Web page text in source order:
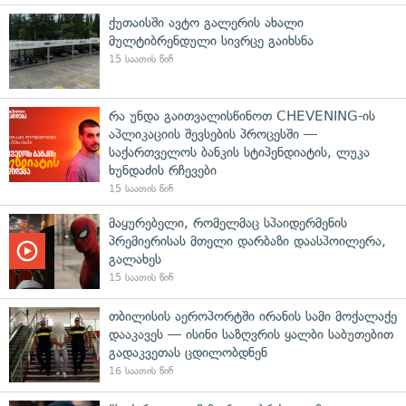
ქუთაისში ავტო გალერის ახალი
მულტიბრენდული სივრცე გაიხსნა
15 საათის წინ
რა უნდა გაითვალისწინოთ CHEVENING-ის
აპლიკაციის შევსების პროცესში —
საქართველოს ბანკის სტიპენდიატის, ლუკა
ხუნდაძის რჩევები
15 საათის წინ
მაყურებელი, რომელმაც სპაიდერმენის
პრემიერისას მთელი დარბაზი დაასპოილერა,
გალახეს
15 საათის წინ
თბილისის აეროპორტში ირანის სამი მოქალაქე
დააკავეს — ისინი საზღვრის ყალბი საბუთებით
გადაკვეთას ცდილობდნენ
16 საათის წინ